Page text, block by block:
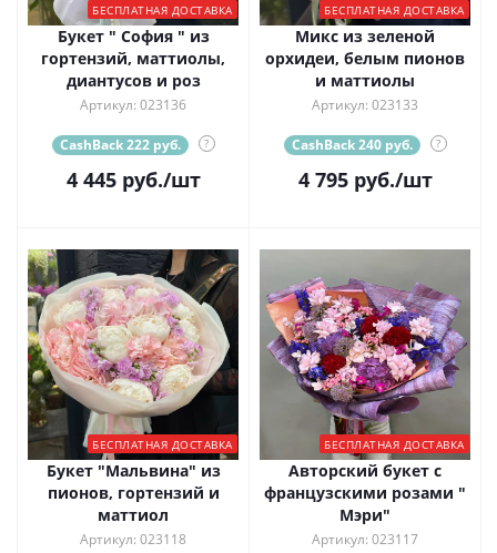
БЕСПЛАТНАЯ ДОСТАВКА
Букет " София " из
гортензий, маттиолы,
диантусов и роз
Артикул: 023136
CashBack 222 руб. ?
4 445руб./шт
БЕСПЛАТНАЯ ДОСТАВКА
Микс из зеленой
орхидеи, белым пионов
и маттиолы
Артикул: 023133
CashBack 240 руб. ?
4 795руб./шт
БЕСПЛАТНАЯ ДОСТАВКА
Букет "Мальвина" из
пионов, гортензий и
маттиол
Артикул: 023118
БЕСПЛАТНАЯ ДОСТАВКА
Авторский букет с
французскими розами "
Мэри"
Артикул: 023117